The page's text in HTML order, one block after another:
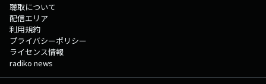
聴取について
配信エリア
利用規約
プライバシーポリシー
ライセンス情報
radiko news